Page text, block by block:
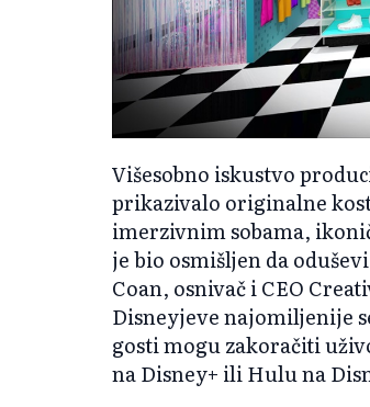
Višesobno iskustvo
prikazivalo originalne
imerzivnim sobama,
je bio osmišljen da
Coan, osnivač i CEO
Disneyjeve najomiljenije
gosti mogu zakoračiti
na Disney+ ili Hulu na